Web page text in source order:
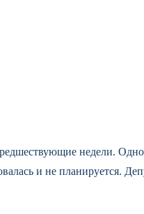
недели. Одно
и не планируется.